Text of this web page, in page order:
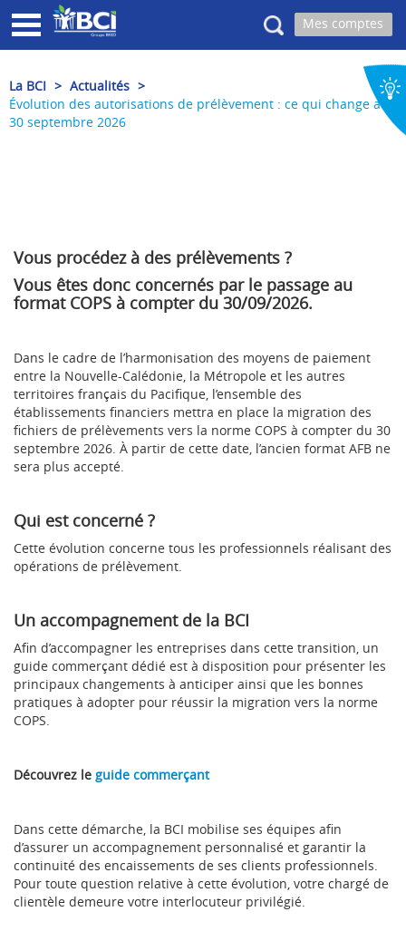
Recherche
La BCI > Actualités >
Évolution des autorisations de prélèvement : ce qui change au
30 septembre 2026
Vous procédez à des prélèvements ?
Vous êtes donc concernés par le passage au
format COPS à compter du 30/09/2026.
Dans le cadre de l’harmonisation des moyens de paiement
entre la Nouvelle-Calédonie, la Métropole et les autres
territoires français du Pacifique, l’ensemble des
établissements financiers mettra en place la migration des
fichiers de prélèvements vers la norme COPS à compter du 30
septembre 2026. À partir de cette date, l’ancien format AFB ne
sera plus accepté.
Qui est concerné ?
Cette évolution concerne tous les professionnels réalisant des
opérations de prélèvement.
Un accompagnement de la BCI
Afin d’accompagner les entreprises dans cette transition, un
guide commerçant dédié est à disposition pour présenter les
principaux changements à anticiper ainsi que les bonnes
pratiques à adopter pour réussir la migration vers la norme
COPS.
Découvrez le guide commerçant
Dans cette démarche, la BCI mobilise ses équipes afin
d’assurer un accompagnement personnalisé et garantir la
continuité des encaissements de ses clients professionnels.
Pour toute question relative à cette évolution, votre chargé de
clientèle demeure votre interlocuteur privilégié.